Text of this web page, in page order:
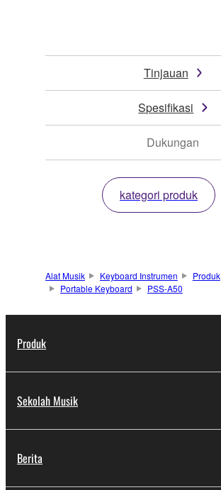
Tinjauan
Spesifikasi
Dukungan
kategori produk
Alat Musik Keyboard Instrumen
Produk
Portable Keyboard
PSS-A50
Produk
Sekolah Musik
Berita